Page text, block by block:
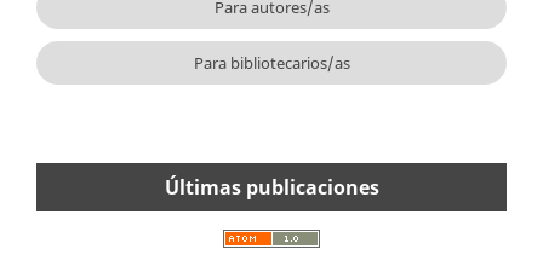
Para autores/as
Para bibliotecarios/as
Últimas publicaciones